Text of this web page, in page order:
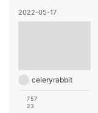
2022-05-17
celeryrabbit
757
23